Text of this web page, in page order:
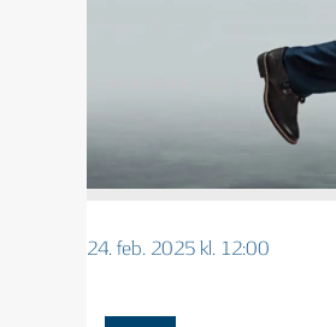
24. feb. 2025 kl. 12:00